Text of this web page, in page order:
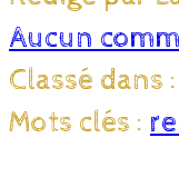
Aucun
Classé dans :
Mots clés :